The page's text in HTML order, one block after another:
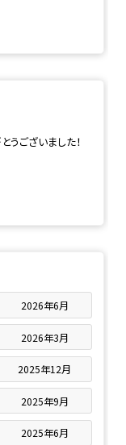
うございました！
2026年6月
2026年3月
2025年12月
2025年9月
2025年6月